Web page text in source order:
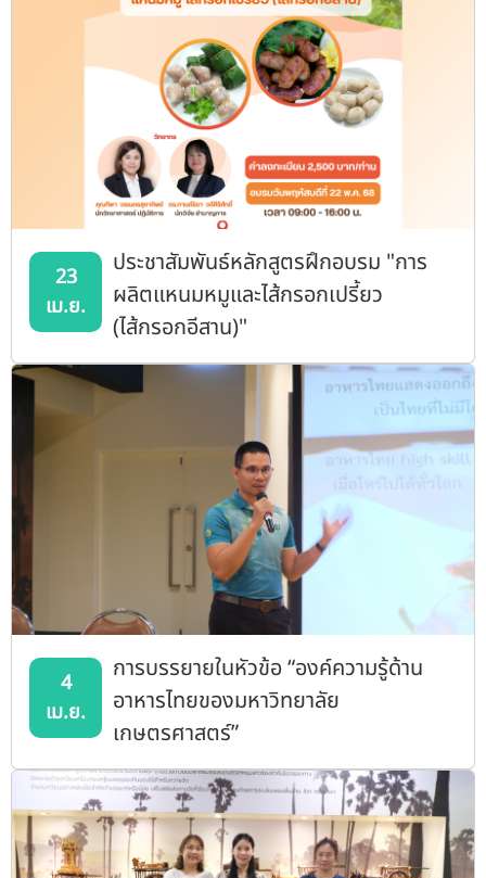
23
เม.ย.
ประชาสัมพันธ์หลักสูตรฝึกอบรม "การ
ผลิตแหนมหมูและไส้กรอกเปรี้ยว
(ไส้กรอกอีสาน)"
4
เม.ย.
การบรรยายในหัวข้อ “องค์ความรู้ด้าน
อาหารไทยของมหาวิทยาลัย
เกษตรศาสตร์”